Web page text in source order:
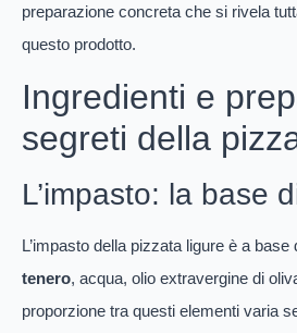
preparazione concreta che si rivela
questo prodotto.
Ingredienti e
segreti della
L’impasto: la base
L’impasto della pizzata ligure è a base
tenero, acqua, olio extravergine di
proporzione tra questi elementi varia